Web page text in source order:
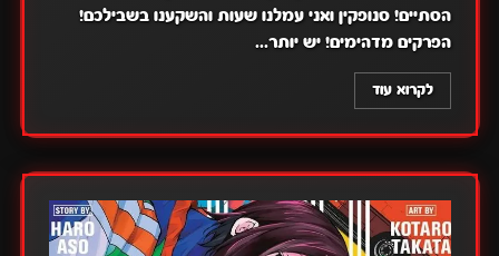
הסתיים! סנופקין ואני עמלנו שעות והשקענו בשבילכם!
הפרקים מדהימים! יש יותר...
לקרוא עוד